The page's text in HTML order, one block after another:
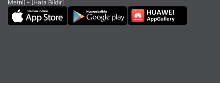
Metni] - [Hata Bildir]